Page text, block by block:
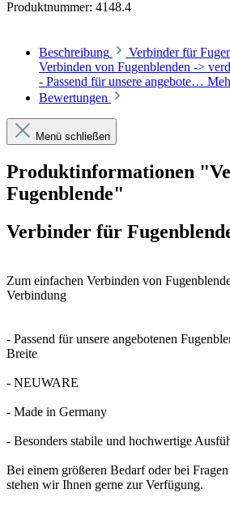
Produktnummer: 4148.4
Beschreibung
Verbinder für
Verbinden von Fugenblenden ->
- Passend für unsere angebote…
Bewertungen
Menü schließen
Produktinformationen
Fugenblende"
Verbinder für
Zum einfachen Verbinden von
Verbindung
- Passend für unsere angebotenen
Breite
- NEUWARE
- Made in Germany
- Besonders stabile und hochwertige
Bei einem größeren Bedarf oder bei
stehen wir Ihnen gerne zur Verfügung.